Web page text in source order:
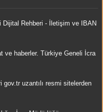
Dijital Rehberi - İletişim ve IBAN
ve haberler. Türkiye Geneli İcra
uzantılı resmi sitelerden